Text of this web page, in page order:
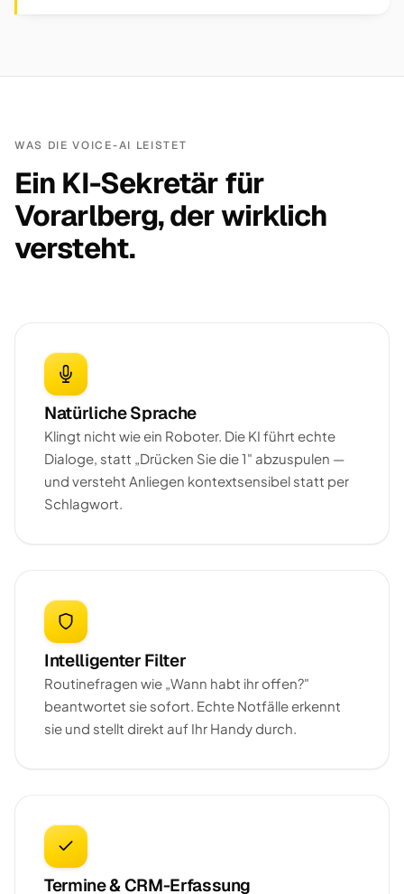
WAS DIE VOICE-AI LEISTET
Ein KI-Sekretär für
Vorarlberg, der wirklich
versteht.
Natürliche Sprache
Klingt nicht wie ein Roboter. Die KI führt echte
Dialoge, statt „Drücken Sie die 1" abzuspulen —
und versteht Anliegen kontextsensibel statt per
Schlagwort.
Intelligenter Filter
Routinefragen wie „Wann habt ihr offen?"
beantwortet sie sofort. Echte Notfälle erkennt
sie und stellt direkt auf Ihr Handy durch.
Termine & CRM-Erfassung